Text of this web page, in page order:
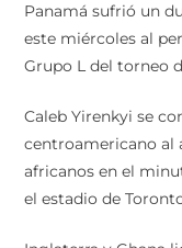
Panamá sufrió un
este miércoles al
Grupo L del torneo
Caleb Yirenkyi se
centroamericano al
africanos en el
el estadio de